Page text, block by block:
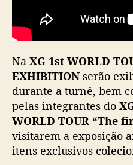
Na XG 1st WORLD
EXHIBITION serão
durante a turnê, bem
pelas integrantes do
WORLD TOUR “The
visitarem a exposição
itens exclusivos